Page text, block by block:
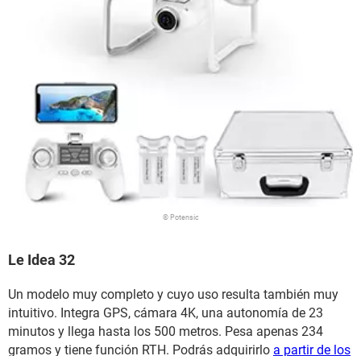
© Potensic
Le Idea 32
Un modelo muy completo y cuyo uso resulta también muy
intuitivo. Integra GPS, cámara 4K, una autonomía de 23
minutos y llega hasta los 500 metros. Pesa apenas 234
gramos y tiene función RTH. Podrás adquirirlo a partir de los